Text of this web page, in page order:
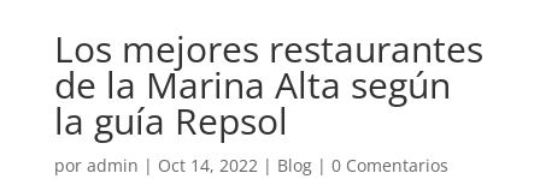
Los mejores restaurantes
de la Marina Alta según
la guía Repsol
por admin | Oct 14, 2022| Blog| 0 Comentarios